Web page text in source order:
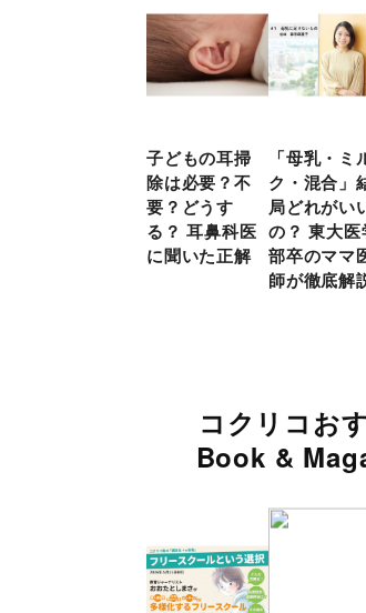
子どもの耳掃
除は必要？不
要？どうす
る？ 耳鼻科医
に聞いた正解
「母乳・ミ
ク・混合」
局どれがい
の？ 東大医
部卒のママ
師が徹底解
コクリコお
Book &